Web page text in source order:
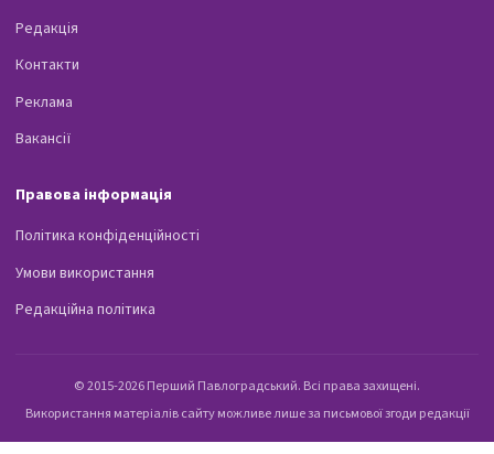
Редакція
Контакти
Реклама
Вакансії
Правова інформація
Політика конфіденційності
Умови використання
Редакційна політика
© 2015-2026 Перший Павлоградський. Всі права захищені.
Використання матеріалів сайту можливе лише за письмової згоди редакції